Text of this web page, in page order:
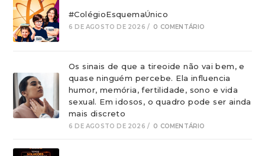
#ColégioEsquemaÚnico
6 DE AGOSTO DE 2026 / 0 COMENTÁRIO
Os sinais de que a tireoide não vai bem, e
quase ninguém percebe. Ela influencia
humor, memória, fertilidade, sono e vida
sexual. Em idosos, o quadro pode ser ainda
mais discreto
6 DE AGOSTO DE 2026 / 0 COMENTÁRIO